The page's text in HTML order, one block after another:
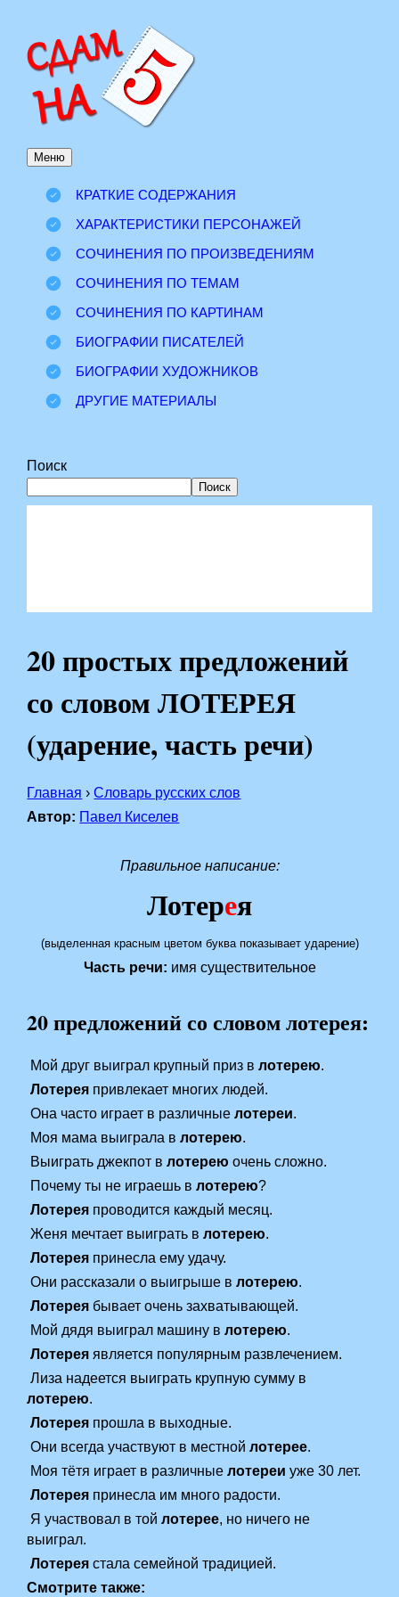
Перейти
к
содержимому
Меню
КРАТКИЕ СОДЕРЖАНИЯ
ХАРАКТЕРИСТИКИ ПЕРСОНАЖЕЙ
СОЧИНЕНИЯ ПО ПРОИЗВЕДЕНИЯМ
СОЧИНЕНИЯ ПО ТЕМАМ
СОЧИНЕНИЯ ПО КАРТИНАМ
БИОГРАФИИ ПИСАТЕЛЕЙ
БИОГРАФИИ ХУДОЖНИКОВ
ДРУГИЕ МАТЕРИАЛЫ
Поиск
Поиск
20 простых предложений
со словом ЛОТЕРЕЯ
(ударение, часть речи)
Главная › Словарь русских слов
Автор: Павел Киселев
Правильное написание:
Лотерея
(выделенная красным цветом буква показывает ударение)
Часть речи: имя существительное
20 предложений со словом лотерея:
Мой друг выиграл крупный приз влотерею.
Лотерея привлекает многих людей.
Она часто играет в различныелотереи.
Моя мама выиграла влотерею.
Выиграть джекпот влотереюочень сложно.
Почему ты не играешь влотерею?
Лотерея проводится каждый месяц.
Женя мечтает выиграть влотерею.
Лотерея принесла ему удачу.
Они рассказали о выигрыше влотерею.
Лотерея бывает очень захватывающей.
Мой дядя выиграл машину влотерею.
Лотерея является популярным развлечением.
Лиза надеется выиграть крупную сумму в
лотерею.
Лотерея прошла в выходные.
Они всегда участвуют в местнойлотерее.
Моя тётя играет в различныелотереиуже 30 лет.
Лотерея принесла им много радости.
Я участвовал в тойлотерее, но ничего не
выиграл.
Лотереястала семейной традицией.
Смотрите также: